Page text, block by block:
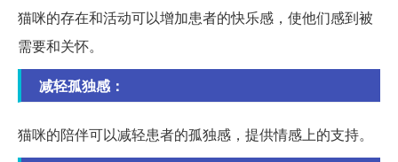
猫咪的存在和活动可以增加患者的快乐感，使他们感到被
需要和关怀。
减轻孤独感：
猫咪的陪伴可以减轻患者的孤独感，提供情感上的支持。